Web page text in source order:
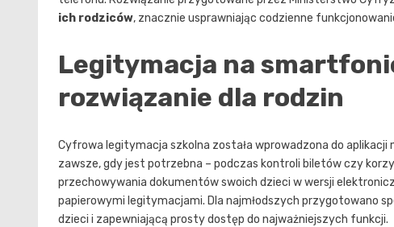
ich rodziców, znacznie usprawniając codzienne
Legitymacja na
rozwiązanie dla rodzin
Cyfrowa legitymacja szkolna została wprowadzona do
zawsze, gdy jest potrzebna – podczas kontroli biletów czy
przechowywania dokumentów swoich dzieci w wersji
papierowymi legitymacjami. Dla najmłodszych przygotowano
dzieci i zapewniającą prosty dostęp do najważniejszych funkcji.